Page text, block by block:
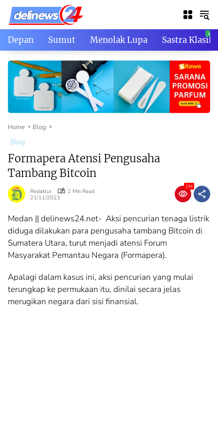
Skip
content
Depan Sumut Menolak Lupa Sastra Klasik
Home Blog
Blog
Formapera Atensi Pengusaha
Tambang Bitcoin
Redaktur
2 Min Read
21/11/2023
194
Medan || delinews24.net- Aksi pencurian tenaga listrik
diduga dilakukan para pengusaha tambang Bitcoin di
Sumatera Utara, turut menjadi atensi Forum
Masyarakat Pemantau Negara (Formapera).
Apalagi dalam kasus ini, aksi pencurian yang mulai
terungkap ke permukaan itu, dinilai secara jelas
merugikan negara dari sisi finansial.